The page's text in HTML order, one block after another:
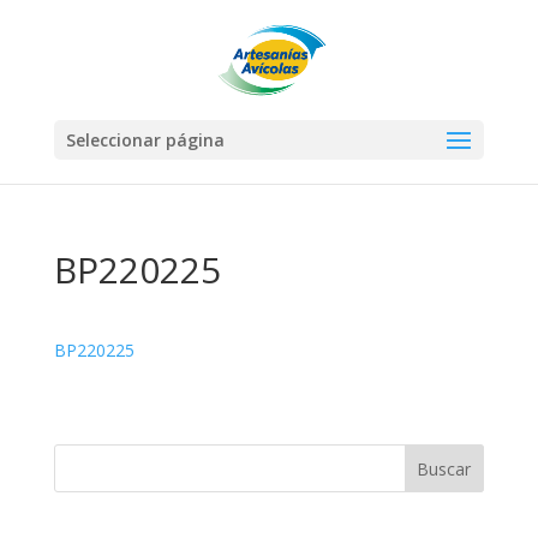
Seleccionar página
BP220225
BP220225